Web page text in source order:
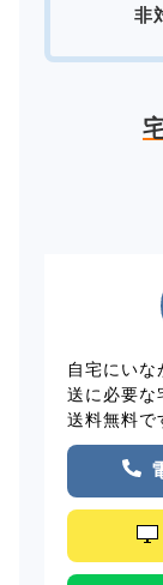
非
自宅にい
送に必要な
送料無料で